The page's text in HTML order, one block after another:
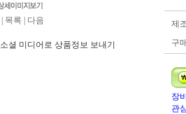
목록 다음
소셜 미디어로 상품정보 보내기
제
구
장
관